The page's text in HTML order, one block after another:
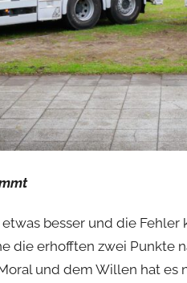
besser und die
die erhofften zwei Punkte
und dem Willen hat